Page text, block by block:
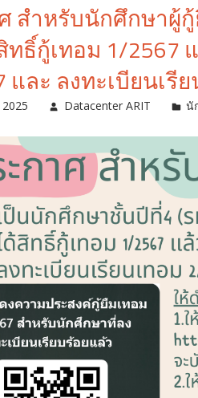
สำหรับนักศึกษาผู้
ทธิ์กู้เทอม 1/2567
และ ลงทะเบียนเรี
2025 Datacenter ARIT นั